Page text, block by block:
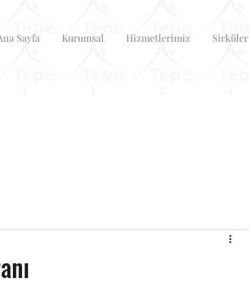
Sayfa Kurumsal Hizmetlerimiz Sirküler